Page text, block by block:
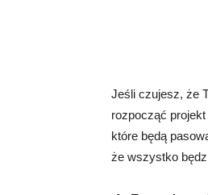
Jeśli czujesz, że
rozpocząć
które będą
że wszystko